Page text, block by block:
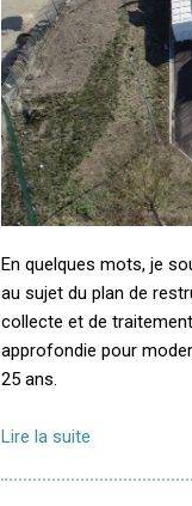
En quelques mots, je
au sujet du plan de
collecte et de
approfondie pour
25 ans.
Lire la suite